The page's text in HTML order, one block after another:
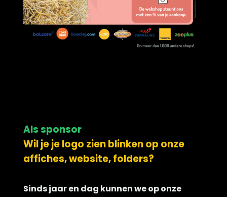
Als sponsor
Wil je je logo zien blinken op onze
affiches, website, folders?
Sinds jaar en dag kunnen we op onze